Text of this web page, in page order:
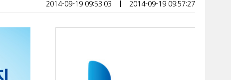
2014-09-19 09:53:03 2014-09-19 09:57:27